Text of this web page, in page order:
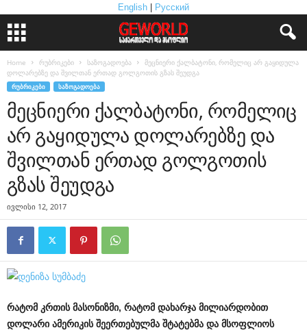
English Русский
Home რუბრიკები საზოგადოება
მეცნიერი ქალბატონი, რომელიც არ გაყიდულა
დოლარებზე და შვილთან ერთად გოლგოთის გზას შეუდგა
ᲠᲣᲑᲠᲘᲙᲔᲑᲘ ᲡᲐᲖᲝᲒᲐᲓᲝᲔᲑᲐ
მეცნიერი ქალბატონი, რომელიც
არ გაყიდულა დოლარებზე და
შვილთან ერთად გოლგოთის
გზას შეუდგა
ივლისი 12, 2017
რატომ კრთის მასონიზმი, რატომ დახარჯა მილიარდობით
დოლარი ამერიკის შეერთებულმა შტატებმა და მსოფლიოს